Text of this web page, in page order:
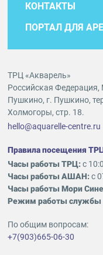
КОНТАКТЫ
ПОРТАЛ ДЛЯ
ТРЦ «Акварель»
Российская Федерация,
Пушкино, г. Пушкино,
Холмогоры, стр. 18.
hello@aquarelle-centre.ru
Правила посещения
Часы работы ТРЦ:с
Часы работы АШАН:с
Часы работы Мори
Режим работы службы
По общим вопросам:
+7(903)665-06-30